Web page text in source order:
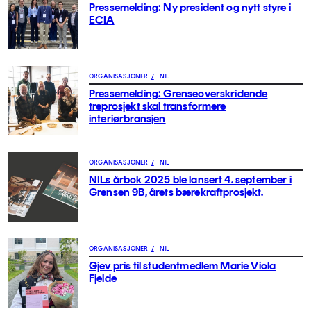
Pressemelding: Ny president og nytt styre i
ECIA
ORGANISASJONER / NIL
Pressemelding: Grenseoverskridende
treprosjekt skal transformere
interiørbransjen
ORGANISASJONER / NIL
NILs årbok 2025 ble lansert 4. september i
Grensen 9B, årets bærekraftprosjekt.
ORGANISASJONER / NIL
Gjev pris til studentmedlem Marie Viola
Fjelde